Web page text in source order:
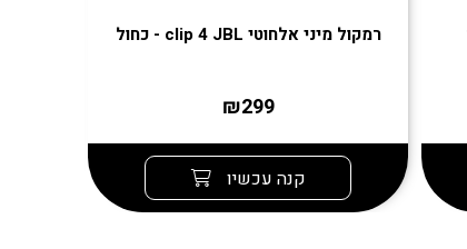
רמקול מיני אלחוטי clip 4 JBL - כחול
₪299
קנה עכשיו